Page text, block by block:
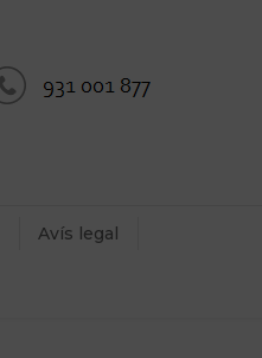
Avís legal